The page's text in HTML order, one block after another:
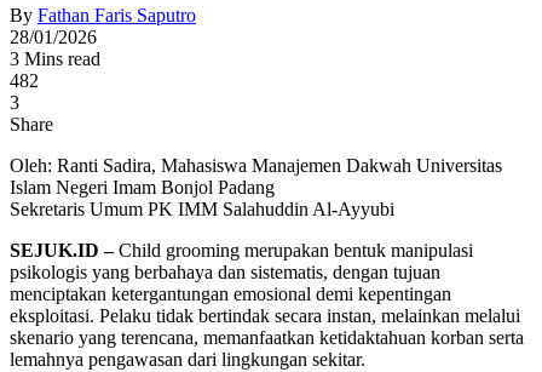
By Fathan Faris Saputro
28/01/2026
3 Mins read
482
3
Share
Oleh: Ranti Sadira, Mahasiswa Manajemen Dakwah Universitas
Islam Negeri Imam Bonjol Padang
Sekretaris Umum PK IMM Salahuddin Al-Ayyubi
SEJUK.ID –Child grooming merupakan bentuk manipulasi
psikologis yang berbahaya dan sistematis, dengan tujuan
menciptakan ketergantungan emosional demi kepentingan
eksploitasi. Pelaku tidak bertindak secara instan, melainkan melalui
skenario yang terencana, memanfaatkan ketidaktahuan korban serta
lemahnya pengawasan dari lingkungan sekitar.